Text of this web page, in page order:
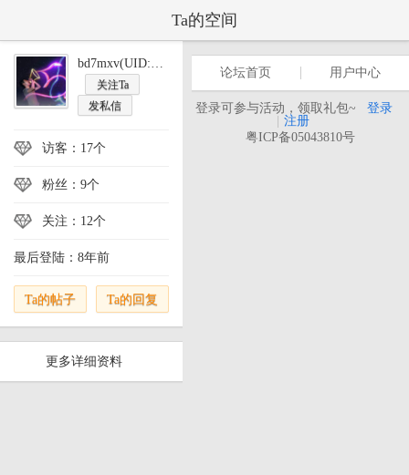
Ta的空间
bd7mxv(UID:401130)
关注Ta
发私信
访客：17个
粉丝：9个
关注：12个
最后登陆：8年前
Ta的帖子 Ta的回复
更多详细资料
论坛首页 用户中心
登录可参与活动，领取礼包~
登录
注册
粤ICP备05043810号